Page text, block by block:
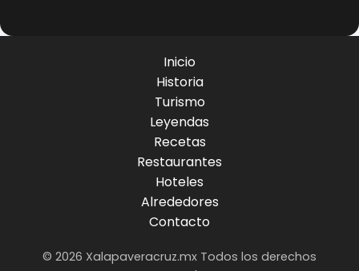
Inicio
Historia
Turismo
Leyendas
Recetas
Restaurantes
Hoteles
Alrededores
Contacto
© 2026 Xalapaveracruz.mx Todos los derechos